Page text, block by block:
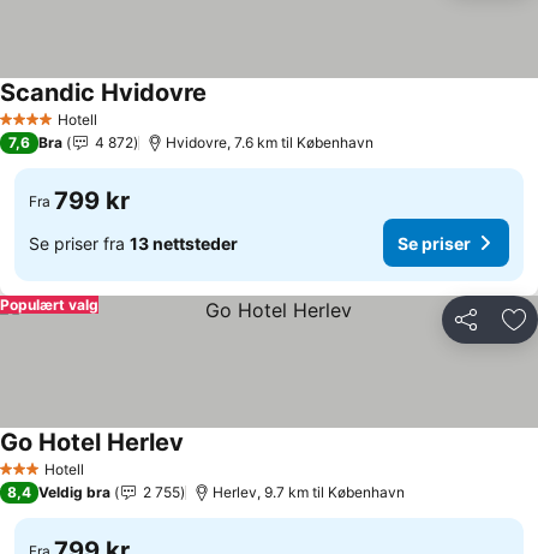
4 StjernerHotell
Scandic Hvidovre
7,6 Bra 4 872 Hvidovre, 7.6 km til København
Fra 799 kr
Se priser fra 13 nettsteder Se priser
Del
Populært valg
3 StjernerHotell
Go Hotel Herlev
8,4 Veldig bra 2 755 Herlev, 9.7 km til København
Fra